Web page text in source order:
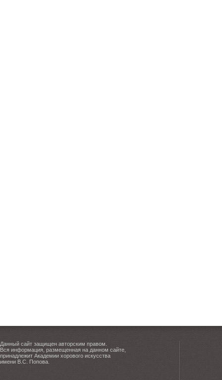
Данный сайт защищен авторским правом.
Вся информация, размещенная на данном сайте,
принадлежит Академии хорового искусства
имени В.С. Попова.